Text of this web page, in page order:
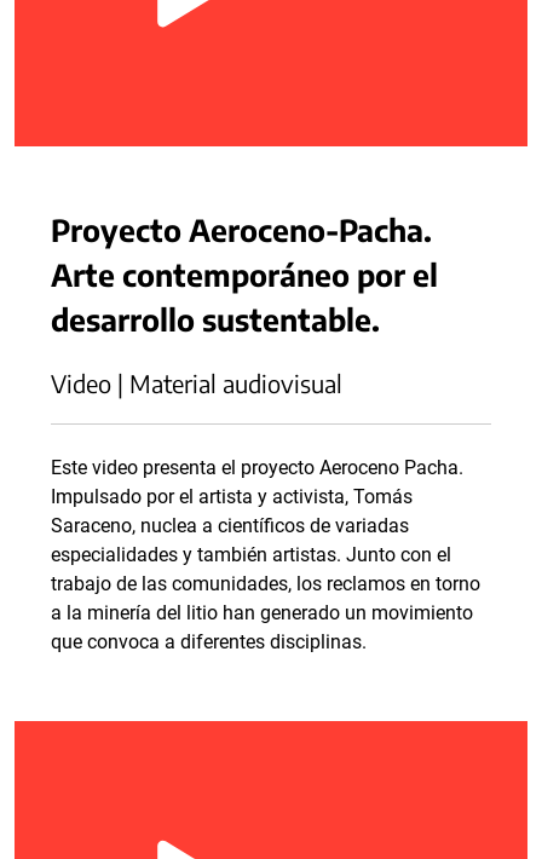
Proyecto Aeroceno-Pacha.
Arte contemporáneo por el
desarrollo sustentable.
Video | Material audiovisual
Este video presenta el proyecto Aeroceno Pacha.
Impulsado por el artista y activista, Tomás
Saraceno, nuclea a científicos de variadas
especialidades y también artistas. Junto con el
trabajo de las comunidades, los reclamos en torno
a la minería del litio han generado un movimiento
que convoca a diferentes disciplinas.